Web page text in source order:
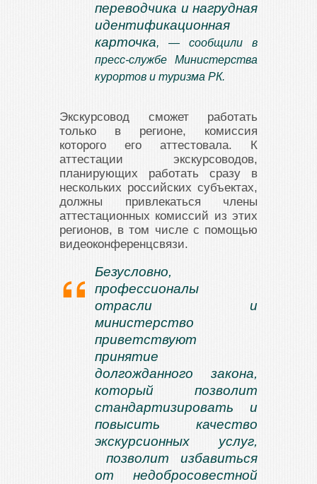
переводчика и нагрудная
идентификационная
карточка, — сообщили в
пресс-службе Министерства
курортов и туризма РК.
Экскурсовод сможет работать
только в регионе, комиссия
которого его аттестовала. К
аттестации экскурсоводов,
планирующих работать сразу в
нескольких российских субъектах,
должны привлекаться члены
аттестационных комиссий из этих
регионов, в том числе с помощью
видеоконференцсвязи.
Безусловно,
профессионалы
отрасли и
министерство
приветствуют
принятие
долгожданного закона,
который позволит
стандартизировать и
повысить качество
экскурсионных услуг,
позволит избавиться
от недобросовестной